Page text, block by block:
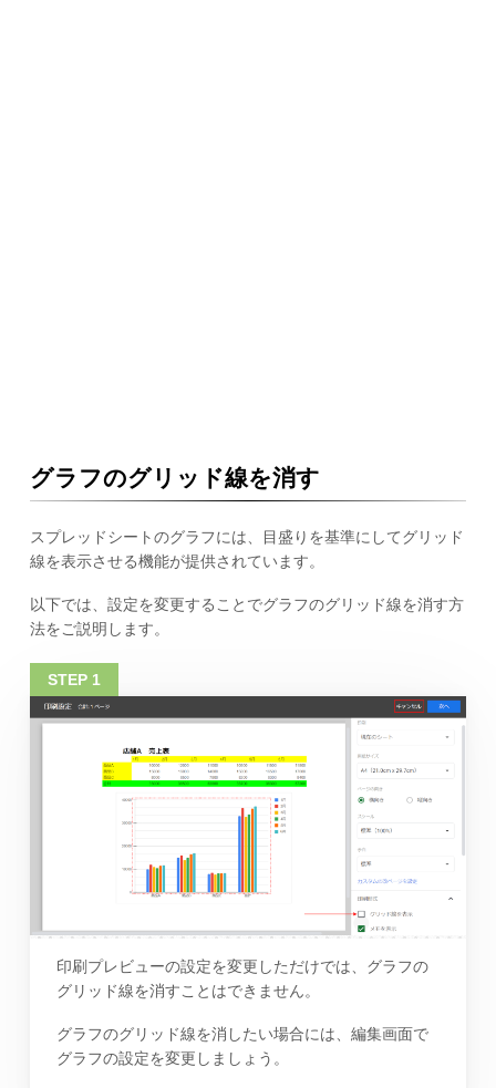
グラフのグリッド線を消す
スプレッドシートのグラフには、目盛りを基準にしてグリッド
線を表示させる機能が提供されています。
以下では、設定を変更することでグラフのグリッド線を消す方
法をご説明します。
印刷プレビューの設定を変更しただけでは、グラフの
グリッド線を消すことはできません。
グラフのグリッド線を消したい場合には、編集画面で
グラフの設定を変更しましょう。